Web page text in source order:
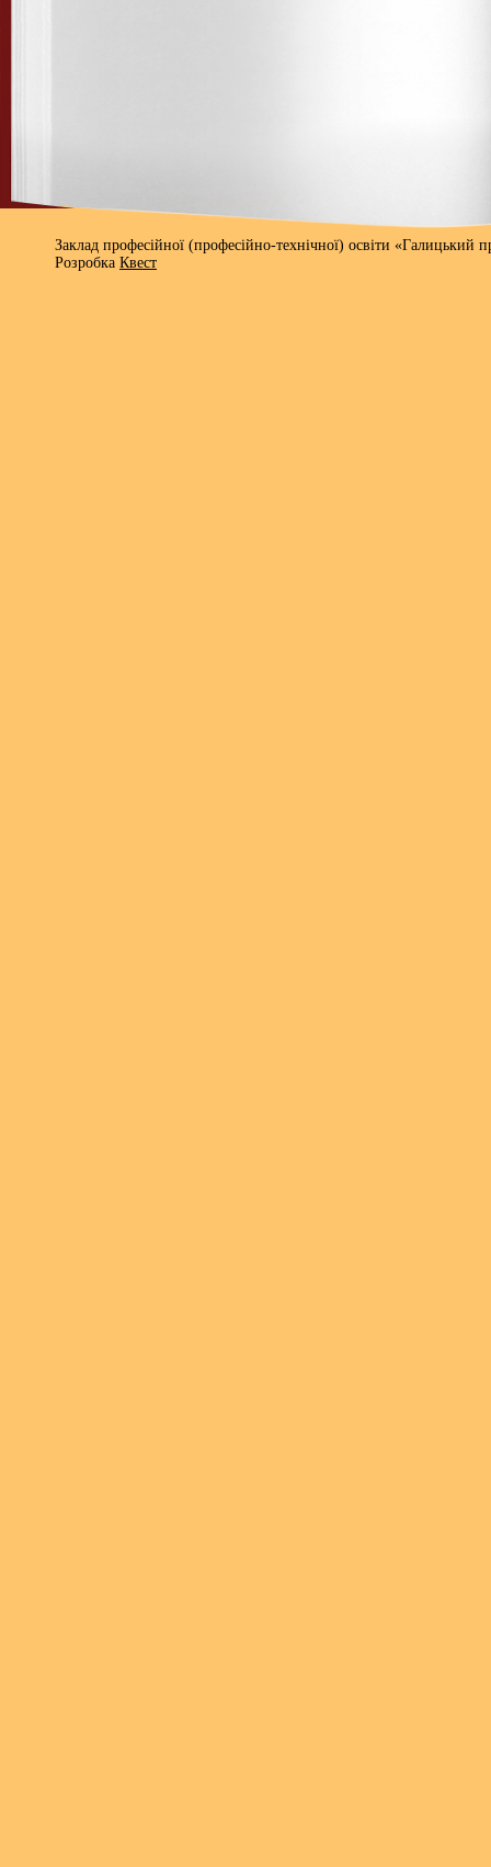
Заклад професійної (професійно-технічної) освіти
Розробка Квест